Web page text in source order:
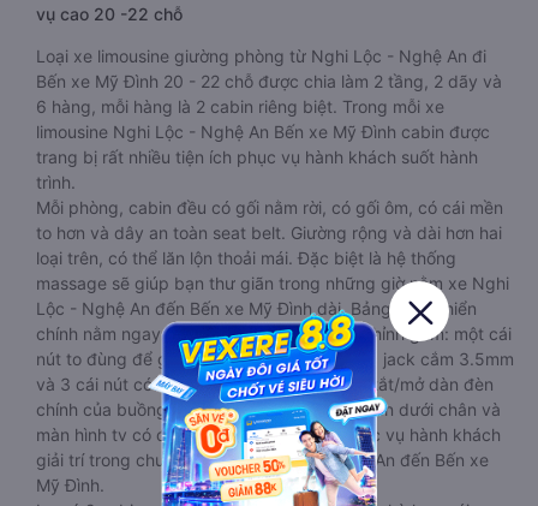
vụ cao 20 -22 chỗ
Loại xe limousine giường phòng từ Nghi Lộc - Nghệ An đi
Bến xe Mỹ Đình 20 - 22 chỗ được chia làm 2 tầng, 2 dãy và
6 hàng, mỗi hàng là 2 cabin riêng biệt. Trong mỗi xe
limousine Nghi Lộc - Nghệ An Bến xe Mỹ Đình cabin được
trang bị rất nhiều tiện ích phục vụ hành khách suốt hành
trình.
Mỗi phòng, cabin đều có gối nằm rời, có gối ôm, có cái mền
to hơn và dây an toàn seat belt. Giường rộng và dài hơn hai
loại trên, có thể lăn lộn thoải mái. Đặc biệt là hệ thống
massage sẽ giúp bạn thư giãn trong những giờ nằm xe Nghi
Lộc - Nghệ An đến Bến xe Mỹ Đình dài. Bảng điều khiển
chính nằm ngay cạnh đầu để tiện tay tuỳ chỉnh gồm: một cái
nút to đùng để gọi tiếp viên, 2 cổng USB , 1 jack cắm 3.5mm
và 3 cái nút có biểu tượng nguồn dùng để tắt/mở dàn đèn
chính của buồng nằm chạy dọc trên đầu, đèn dưới chân và
màn hình tv có đầy đủ phim chuẩn HD phục vụ hành khách
giải trí trong chuyến đi từ Nghi Lộc - Nghệ An đến Bến xe
Mỹ Đình.